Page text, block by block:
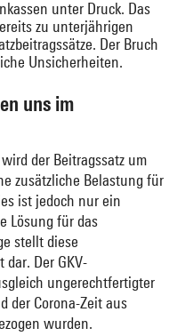
unter Druck. Das
zu unterjährigen
Der Bruch
Unsicherheiten.
uns im
der Beitragssatz um
zusätzliche Belastung für
ist jedoch nur ein
Lösung für das
stellt diese
Der GKV-
ungerechtfertigter
der Corona-Zeit aus
wurden.